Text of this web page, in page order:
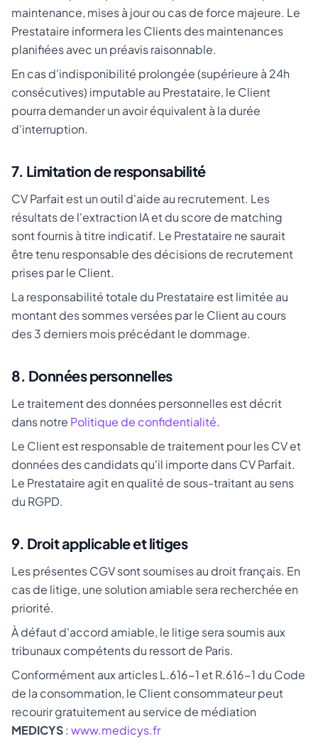
maintenance, mises à jour ou cas de force majeure. Le
Prestataire informera les Clients des maintenances
planifiées avec un préavis raisonnable.
En cas d'indisponibilité prolongée (supérieure à 24h
consécutives) imputable au Prestataire, le Client
pourra demander un avoir équivalent à la durée
d'interruption.
7. Limitation de responsabilité
CV Parfait est un outil d'aide au recrutement. Les
résultats de l'extraction IA et du score de matching
sont fournis à titre indicatif. Le Prestataire ne saurait
être tenu responsable des décisions de recrutement
prises par le Client.
La responsabilité totale du Prestataire est limitée au
montant des sommes versées par le Client au cours
des 3 derniers mois précédant le dommage.
8. Données personnelles
Le traitement des données personnelles est décrit
dans notre Politique de confidentialité.
Le Client est responsable de traitement pour les CV et
données des candidats qu'il importe dans CV Parfait.
Le Prestataire agit en qualité de sous-traitant au sens
du RGPD.
9. Droit applicable et litiges
Les présentes CGV sont soumises au droit français. En
cas de litige, une solution amiable sera recherchée en
priorité.
À défaut d'accord amiable, le litige sera soumis aux
tribunaux compétents du ressort de Paris.
Conformément aux articles L.616-1 et R.616-1 du Code
de la consommation, le Client consommateur peut
recourir gratuitement au service de médiation
MEDICYS: www.medicys.fr